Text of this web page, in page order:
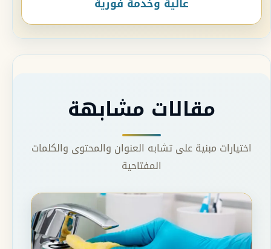
مقالات مشابهة
اختيارات مبنية على تشابه العنوان والمحتوى والكلمات
المفتاحية